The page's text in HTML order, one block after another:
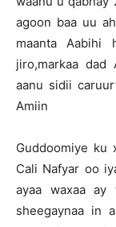
agoon baa uu
maanta Aabihi
jiro,markaa dad
aanu sidii
Amiin
Guddoomiye ku
Cali Nafyar oo
ayaa waxaa ay
sheegaynaa in